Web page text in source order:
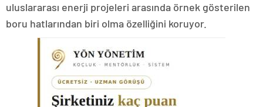
uluslararası enerji projeleri arasında örnek gösterilen
boru hatlarından biri olma özelliğini koruyor.